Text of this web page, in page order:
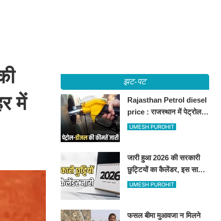
में
झट-पट
Rajasthan Petrol diesel
price : राजस्थान में पेट्रोल-
डीजल की कीमतें जारी, जानिए
UMESH PUROHIT
जारी हुआ 2026 की सरकारी
छुट्टियों का कैलेंडर, इस साल
कई बार मिलेगा लगातार
UMESH PUROHIT
फसल बीमा मुआवजा न मिलने